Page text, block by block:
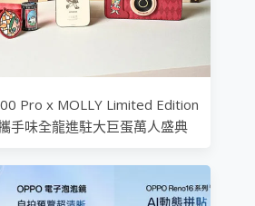
Pro x MOLLY Limited Edition
手味全龍進駐大巨蛋萬人盛典